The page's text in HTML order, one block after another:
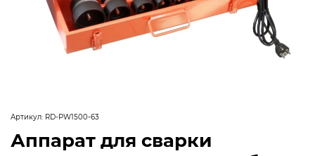
Артикул: RD-PW1500-63
Аппарат для сварки